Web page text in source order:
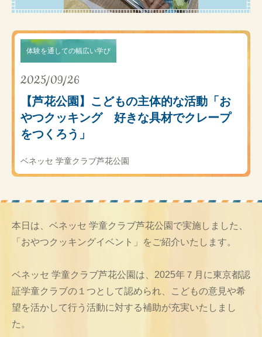
体験を通しての幅広い学び
2025/09/26
【芦花公園】こどもの主体的な活動「お
やつクッキング 好きな具材でクレープ
をつくろう」
ベネッセ 学童クラブ芦花公園
本日は、ベネッセ 学童クラブ芦花公園で実施しました、
「おやつクッキングイベント」をご紹介いたします。
ベネッセ 学童クラブ芦花公園は、2025年７月に東京都認
証学童クラブの１つとして認められ、こどもの意見や希
望を活かして行う活動に対する補助が充実いたしまし
た。